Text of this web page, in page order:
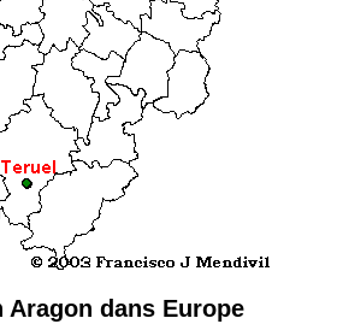
Aragon dans Europe